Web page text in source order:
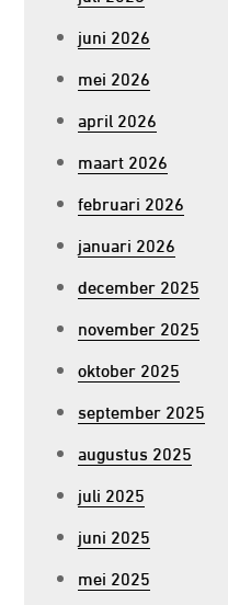
juni 2026
mei 2026
april 2026
maart 2026
februari 2026
januari 2026
december 2025
november 2025
oktober 2025
september 2025
augustus 2025
juli 2025
juni 2025
mei 2025